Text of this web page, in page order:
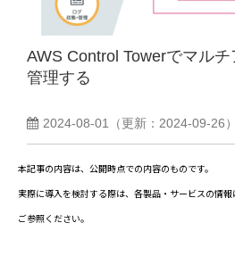
AWS Control Towerでマル
管理する
2024-08-01 （更新： 2024-09-26）
本記事の内容は、公開時点での内容のものです。
実際に導入を検討する際は、各製品・サービスの情
ご参照ください。